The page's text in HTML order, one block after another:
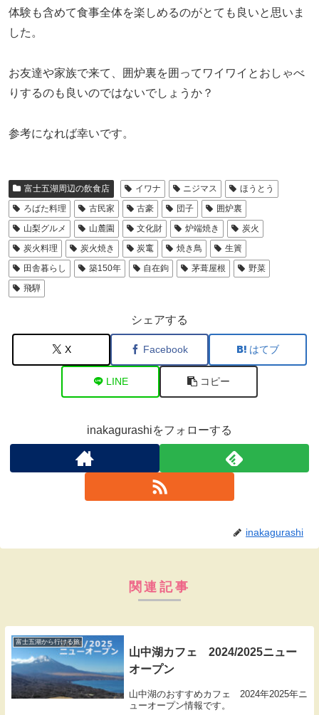
体験も含めて食事全体を楽しめるのがとても良いと思いま
した。
お友達や家族で来て、囲炉裏を囲ってワイワイとおしゃべ
りするのも良いのではないでしょうか？
参考になれば幸いです。
富士五湖周辺の飲食店 イワナ ニジマス
ほうとう
ろばた料理
古民家 古豪 団子
囲炉裏
山梨グルメ
山麓園 文化財 炉端焼き
炭火
炭火料理
炭火焼き 炭竃 焼き鳥
生簀
田舎暮らし
築150年 自在鉤 茅葺屋根
野菜
飛騨
シェアする
X Facebook はてブ
LINE コピー
inakagurashiをフォローする
inakagurashi
関連記事
富士五湖から行ける旅
山中湖カフェ 2024/2025ニュー
オープン
山中湖のおすすめカフェ 2024年2025年ニ
ューオープン情報です。